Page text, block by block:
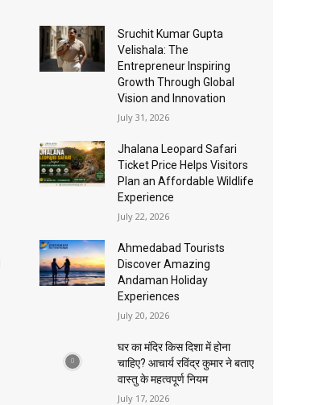
Sruchit Kumar Gupta
Velishala: The
Entrepreneur Inspiring
Growth Through Global
Vision and Innovation
July 31, 2026
Jhalana Leopard Safari
Ticket Price Helps Visitors
Plan an Affordable Wildlife
Experience
July 22, 2026
Ahmedabad Tourists
Discover Amazing
Andaman Holiday
Experiences
July 20, 2026
घर का मंदिर किस दिशा में होना
चाहिए? आचार्य रविंद्र कुमार ने बताए
वास्तु के महत्वपूर्ण नियम
July 17, 2026